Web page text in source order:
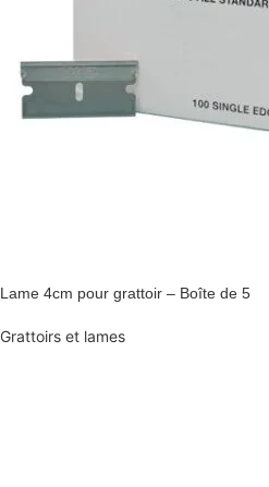
Lame 4cm pour grattoir – Boîte de 5
Grattoirs et lames